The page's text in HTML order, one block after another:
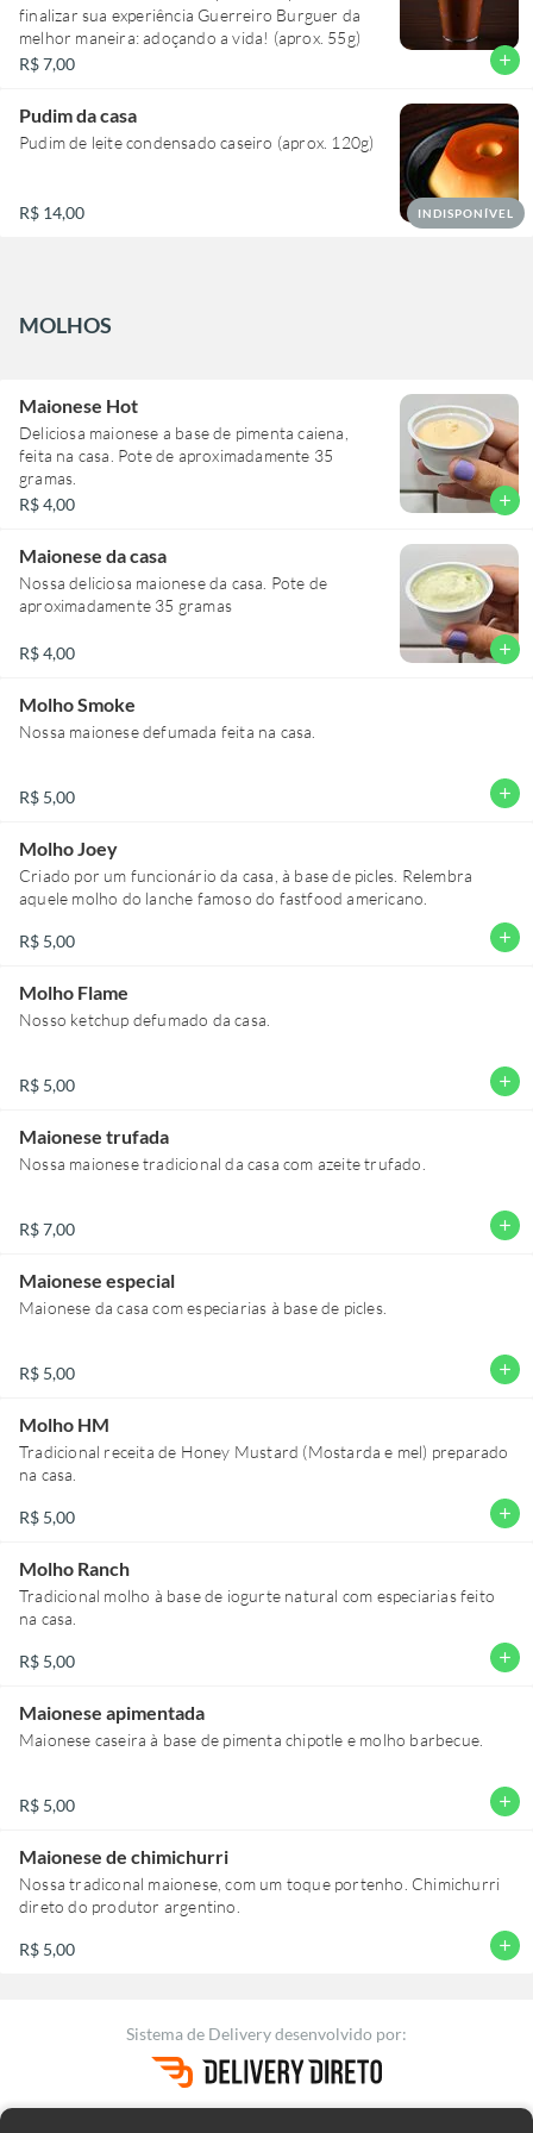
finalizar sua experiência Guerreiro Burguer da
melhor maneira: adoçando a vida! (aprox. 55g)
R$ 7,00
add
Pudim da casa
Pudim de leite condensado caseiro (aprox. 120g)
R$ 14,00 INDISPONÍVEL
MOLHOS
Maionese Hot
Deliciosa maionese a base de pimenta caiena,
feita na casa. Pote de aproximadamente 35
gramas.
R$ 4,00
add
Maionese da casa
Nossa deliciosa maionese da casa. Pote de
aproximadamente 35 gramas
R$ 4,00 add
Molho Smoke
Nossa maionese defumada feita na casa.
R$ 5,00 add
Molho Joey
Criado por um funcionário da casa, à base de picles. Relembra
aquele molho do lanche famoso do fastfood americano.
R$ 5,00 add
Molho Flame
Nosso ketchup defumado da casa.
R$ 5,00 add
Maionese trufada
Nossa maionese tradicional da casa com azeite trufado.
R$ 7,00 add
Maionese especial
Maionese da casa com especiarias à base de picles.
R$ 5,00 add
Molho HM
Tradicional receita de Honey Mustard (Mostarda e mel) preparado
na casa.
R$ 5,00 add
Molho Ranch
Tradicional molho à base de iogurte natural com especiarias feito
na casa.
R$ 5,00 add
Maionese apimentada
Maionese caseira à base de pimenta chipotle e molho barbecue.
R$ 5,00 add
Maionese de chimichurri
Nossa tradiconal maionese, com um toque portenho. Chimichurri
direto do produtor argentino.
R$ 5,00 add
Sistema de Deliverydesenvolvido por: